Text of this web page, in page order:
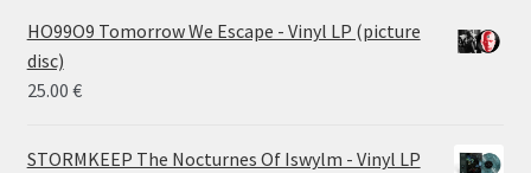
HO99O9 Tomorrow We Escape - Vinyl LP (picture
disc)
25.00 €
STORMKEEP The Nocturnes Of Iswylm - Vinyl LP